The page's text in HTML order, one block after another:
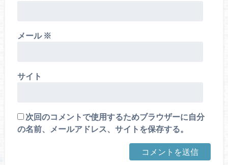
メール ※
サイト
次回のコメントで使用するためブラウザーに自分
の名前、メールアドレス、サイトを保存する。